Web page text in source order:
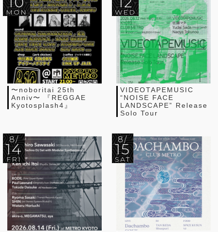
MON
〜noboritai 25th
Anniv〜 『REGGAE
Kyotosplash4』
WED
VIDEOTAPEMUSIC
“NOISE FACE
LANDSCAPE” Release
Solo Tour
8/
14
FRI
8/
15
SAT